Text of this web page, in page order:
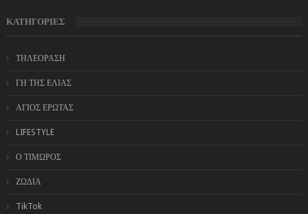
ΚΑΤΗΓΟΡΙΕΣ
ΤΗΛΕΟΡΑΣΗ
ΓΗ ΤΗΣ ΕΛΙΑΣ
ΑΓΙΟΣ ΕΡΩΤΑΣ
LIFESTYLE
Ο ΤΙΜΩΡΟΣ
ΖΩΔΙΑ
TikTok